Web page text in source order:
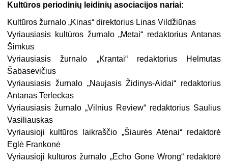
Kultūros periodinių leidinių asociacijos nariai:
Kultūros žurnalo „Kinas“ direktorius Linas Vildžiūnas
Vyriausiasis kultūros žurnalo „Metai“ redaktorius Antanas
Šimkus
Vyriausiasis žurnalo „Krantai“ redaktorius Helmutas
Šabasevičius
Vyriausiasis žurnalo „Naujasis Židinys-Aidai“ redaktorius
Antanas Terleckas
Vyriausiasis žurnalo „Vilnius Review“ redaktorius Saulius
Vasiliauskas
Vyriausioji kultūros laikraščio „Šiaurės Atėnai“ redaktorė
Eglė Frankonė
Vyriausioji kultūros žurnalo „Echo Gone Wrong“ redaktorė